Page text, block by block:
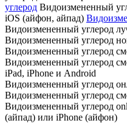
углерод Видоизмененный
iOS (айфон, айпад)
Видоизмененный углерод
Видоизмененный углерод
Видоизмененный углерод
Видоизмененный углерод
iPad, iPhone и Android
Видоизмененный углерод
Видоизмененный углерод
Видоизмененный углерод
(айпад) или iPhone (айфон)